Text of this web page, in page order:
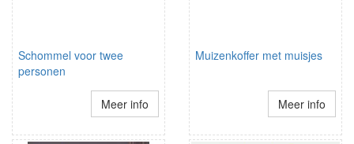
Schommel voor twee
personen
Meer info
Muizenkoffer met muisjes
Meer info